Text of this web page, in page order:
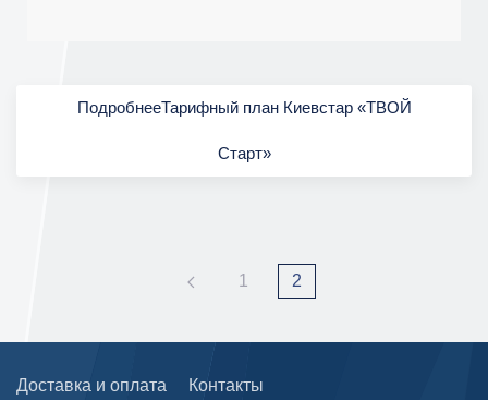
ПодробнееТарифный план Киевстар «ТВОЙ
Старт»
1 2
Доставка и оплата Контакты